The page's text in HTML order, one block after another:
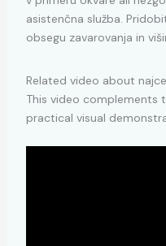
asistenčna služba.
obsegu zavarovanja in
Related video about
This video complements
practical visual